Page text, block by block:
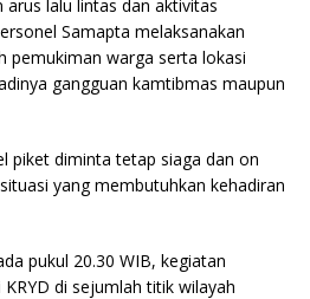
lalu lintas dan aktivitas
Samapta melaksanakan
pemukiman warga serta lokasi
gangguan kamtibmas maupun
piket diminta tetap siaga dan on
yang membutuhkan kehadiran
pukul 20.30 WIB, kegiatan
di sejumlah titik wilayah